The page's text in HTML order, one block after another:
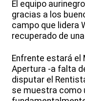
El equipo
gracias a los
campo que lidera
recuperado de
Enfrente estará el
Apertura -a falta
disputar el
se muestra como